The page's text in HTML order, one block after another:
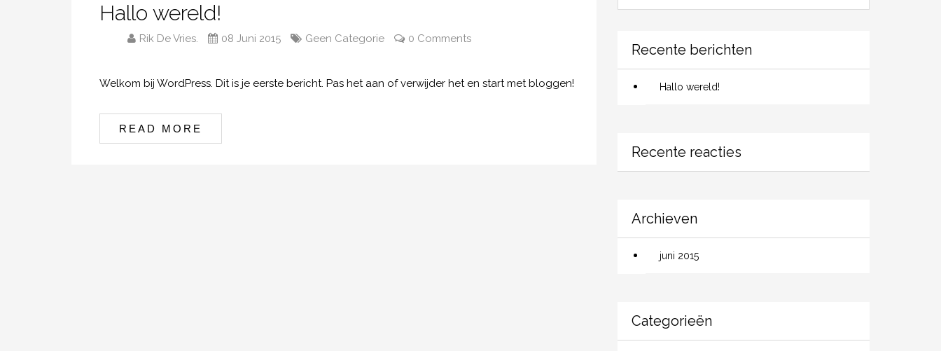
Hallo wereld!
Rik De Vries. 08 Juni 2015 Geen Categorie 0 Comments
Welkom bij WordPress. Dit is je eerste bericht. Pas het aan of verwijder het en start met bloggen!
READ MORE
Recente berichten
Hallo wereld!
Recente reacties
Archieven
juni 2015
Categorieën